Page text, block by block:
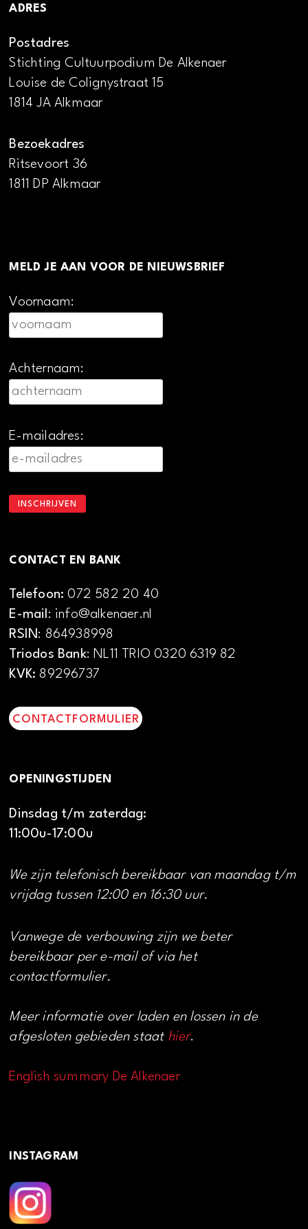
ADRES
Postadres
Stichting Cultuurpodium De Alkenaer
Louise de Colignystraat 15
1814 JA Alkmaar
Bezoekadres
Ritsevoort 36
1811 DP Alkmaar
MELD JE AAN VOOR DE NIEUWSBRIEF
Voornaam:
Achternaam:
E-mailadres:
CONTACT EN BANK
Telefoon:072 582 20 40
E-mail: info@alkenaer.nl
RSIN: 864938998
Triodos Bank: NL11 TRIO 0320 6319 82
KVK: 89296737
CONTACTFORMULIER
OPENINGSTIJDEN
Dinsdag t/m zaterdag:
11:00u-17:00u
We zijn telefonisch bereikbaar van maandag t/m
vrijdag tussen 12:00 en 16:30 uur.
Vanwege de verbouwing zijn we beter
bereikbaar per e-mail of via het
contactformulier.
Meer informatie over laden en lossen in de
afgesloten gebieden staat hier.
English summary De Alkenaer
INSTAGRAM